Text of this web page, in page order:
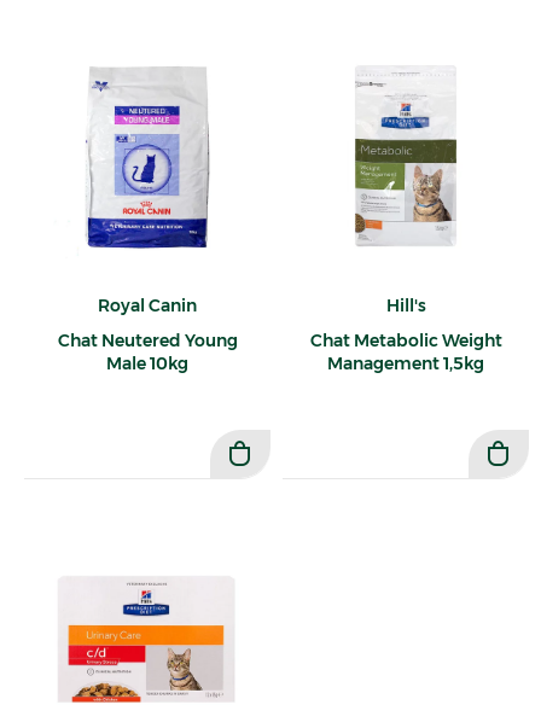
Royal Canin
Chat Neutered Young
Male 10kg
Hill's
Chat Metabolic Weight
Management 1,5kg